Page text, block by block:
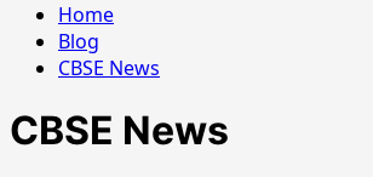
Home
Blog
CBSE News
CBSE News